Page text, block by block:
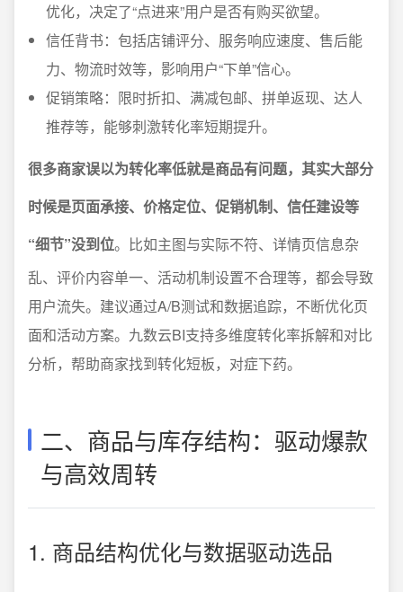
优化，决定了“点进来”用户是否有购买欲望。
信任背书：包括店铺评分、服务响应速度、售后能
力、物流时效等，影响用户“下单”信心。
促销策略：限时折扣、满减包邮、拼单返现、达人
推荐等，能够刺激转化率短期提升。
很多商家误以为转化率低就是商品有问题，其实大部分
时候是页面承接、价格定位、促销机制、信任建设等
“细节”没到位。比如主图与实际不符、详情页信息杂
乱、评价内容单一、活动机制设置不合理等，都会导致
用户流失。建议通过A/B测试和数据追踪，不断优化页
面和活动方案。九数云BI支持多维度转化率拆解和对比
分析，帮助商家找到转化短板，对症下药。
二、商品与库存结构：驱动爆款
与高效周转
1. 商品结构优化与数据驱动选品